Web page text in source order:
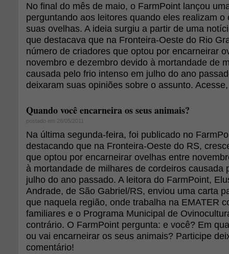
No final do mês de maio, o FarmPoint lançou
perguntando aos leitores quando eles realizam o
suas ovelhas. A ideia surgiu a partir de uma
que destacava que na Fronteira-Oeste do Rio
número de criadores que optou por encarneirar
novembro e dezembro devido à mortandade de
causada pelo frio intenso em julho do ano
deixaram suas opiniões sobre o assunto.
Quando você encarneira os seus animais?
postado em 26/05/2011
Na última segunda-feira, foi publicado no
destacando que na Fronteira-Oeste do RS,
que optou por encarneirar ovelhas entre
à mortandade de milhares de cordeiros causada
julho do ano passado. A leitora do FarmPoint,
Andrade, de São Gabriel/RS, enviou uma carta
que naquela região, onde trabalha na EMATER
familiares e o Programa Municipal de
contrário. O FarmPoint pergunta: e você? Em
ou vai encarneirar os seus animais? Participe
comentário!